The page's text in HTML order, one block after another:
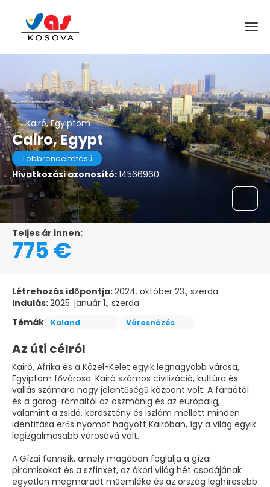
Kairó, Egyiptom
Cairo, Egypt
Többrendeltetésű
Hivatkozási azonosító:14566960
Teljes ár innen:
775 €
Létrehozás időpontja:2024. október 23., szerda
Indulás:2025. január 1., szerda
Témák
Kaland Városnézés
Az úti célról
Kairó, Afrika és a Közel-Kelet egyik legnagyobb városa,
Egyiptom fővárosa. Kairó számos civilizáció, kultúra és
vallás számára nagy jelentőségű központ volt. A fáraótól
és a görög-rómaitól az oszmánig és az európaiig,
valamint a zsidó, keresztény és iszlám mellett minden
identitása erős nyomot hagyott Kairóban, így a világ egyik
legizgalmasabb városává vált.
A Gízai fennsík, amely magában foglalja a gízai
piramisokat és a szfinxet, az ókori világ hét csodájának
egyetlen megmaradt műemléke és az ország leghíresebb